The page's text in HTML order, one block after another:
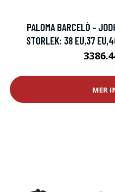
PALOMA BARCELÓ -
STORLEK: 38 EU,37
MER